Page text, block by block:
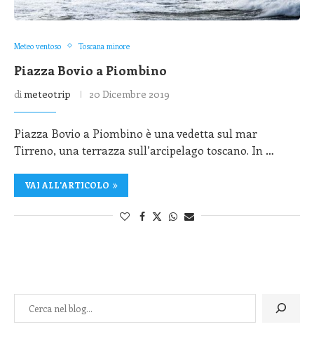
Meteo ventoso Toscana minore
Piazza Bovio a Piombino
dimeteotrip 20 Dicembre 2019
Piazza Bovio a Piombino è una vedetta sul mar
Tirreno, una terrazza sull’arcipelago toscano. In …
VAI ALL'ARTICOLO